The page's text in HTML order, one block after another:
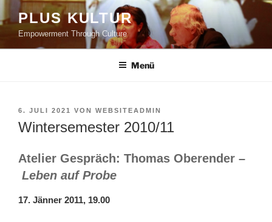
PLUS KULTUR
Empowerment Through Culture
Menü
6. JULI 2021 VON WEBSITEADMIN
Wintersemester 2010/11
Atelier Gespräch: Thomas Oberender –
Leben auf Probe
17. Jänner 2011, 19.00